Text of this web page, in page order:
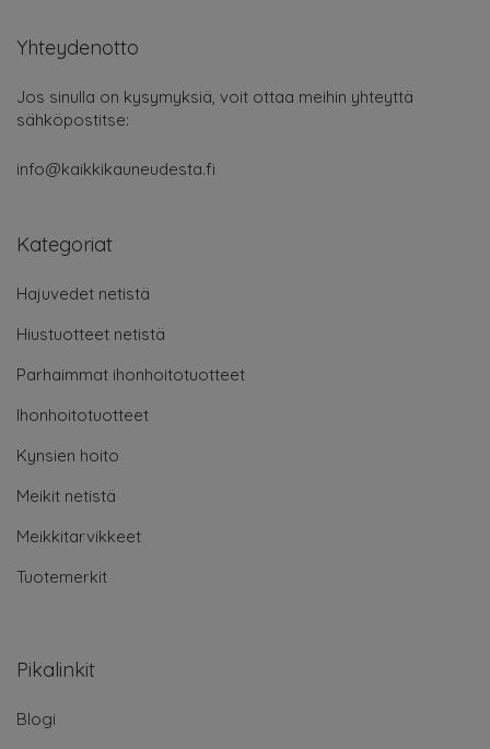
Yhteydenotto
Jos sinulla on kysymyksiä, voit ottaa meihin yhteyttä
sähköpostitse:
info@kaikkikauneudesta.fi
Kategoriat
Hajuvedet netistä
Hiustuotteet netistä
Parhaimmat ihonhoitotuotteet
Ihonhoitotuotteet
Kynsien hoito
Meikit netistä
Meikkitarvikkeet
Tuotemerkit
Pikalinkit
Blogi